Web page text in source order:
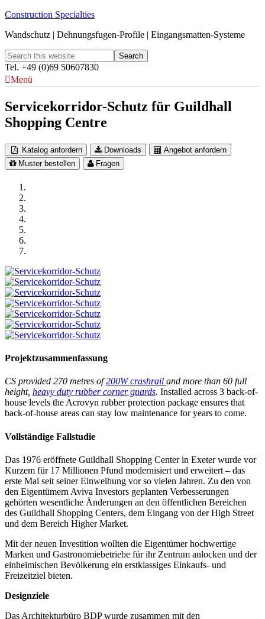
Construction Specialties
Wandschutz | Dehnungsfugen-Profile | Eingangsmatten-Systeme
Tel. +49 (0)69 50607830
Menü
Servicekorridor-Schutz für Guildhall
Shopping Centre
Katalog anfordern Downloads
Angebot anfordern
Muster bestellen
Fragen
Projektzusammenfassung
CS provided 270 metres of200W crashrail and more than 60 full
height, heavy duty rubber corner guards. Installed across 3 back-of-
house levels the Acrovyn rubber protection package ensures that
back-of-house areas can stay low maintenance for years to come.
Vollständige Fallstudie
Das 1976 eröffnete Guildhall Shopping Center in Exeter wurde vor
Kurzem für 17 Millionen Pfund modernisiert und erweitert – das
erste Mal seit seiner Einweihung vor so vielen Jahren. Zu den von
den Eigentümern Aviva Investors geplanten Verbesserungen
gehörten wesentliche Änderungen an den öffentlichen Bereichen
des Guildhall Shopping Centers, dem Eingang von der High Street
und dem Bereich Higher Market.
Mit der neuen Investition wollten die Eigentümer hochwertige
Marken und Gastronomiebetriebe für ihr Zentrum anlocken und der
einheimischen Bevölkerung ein erstklassiges Einkaufs- und
Freizeitziel bieten.
Designziele
Das Architekturbüro BDP wurde zusammen mit den